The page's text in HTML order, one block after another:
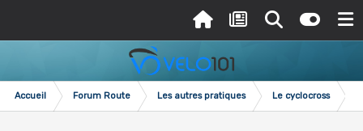
Accueil Forum Route Les autres pratiques Le cyclocross